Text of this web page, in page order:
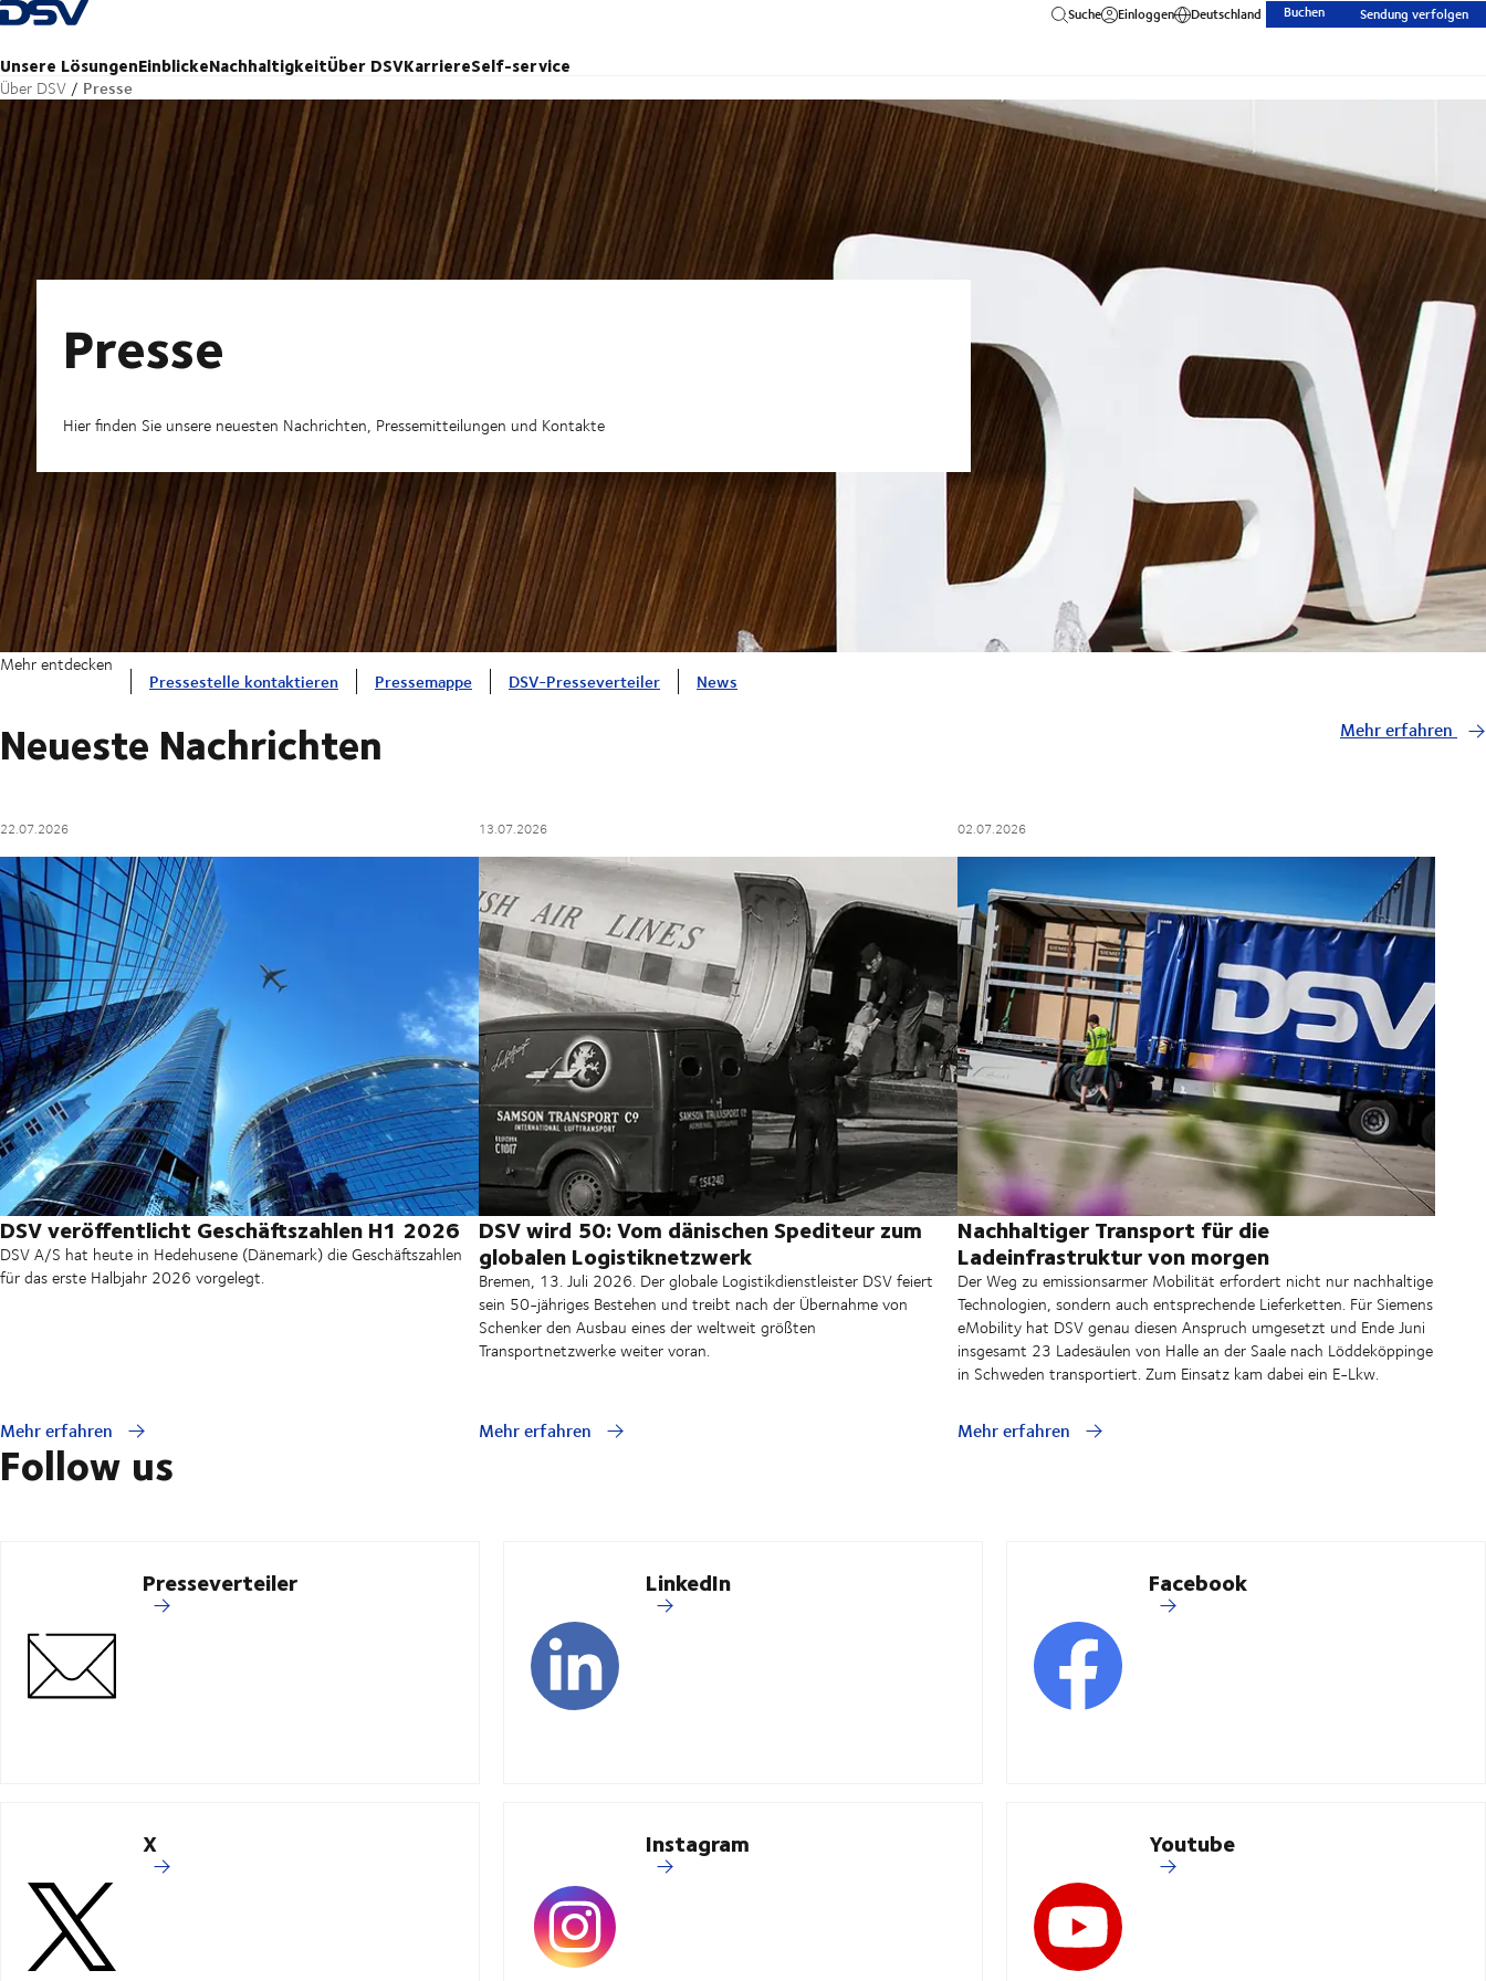
Zurück zur Startseite
Unsere LösungenEinblickeNachhaltigkeitÜber DSVKarriereSelf-service
Suche Einloggen Deutschland Buchen Sendung verfolgen
Über DSV Presse
Presse
Hier finden Sie unsere neuesten Nachrichten, Pressemitteilungen und Kontakte
Mehr entdecken
Pressestelle kontaktieren Pressemappe DSV-Presseverteiler News
Neueste Nachrichten Mehr erfahren
22.07.2026
DSV veröffentlicht Geschäftszahlen H1 2026
DSV A/S hat heute in Hedehusene (Dänemark) die Geschäftszahlen
für das erste Halbjahr 2026 vorgelegt.
Mehr erfahren
13.07.2026
DSV wird 50: Vom dänischen Spediteur zum
globalen Logistiknetzwerk
Bremen, 13. Juli 2026. Der globale Logistikdienstleister DSV feiert
sein 50-jähriges Bestehen und treibt nach der Übernahme von
Schenker den Ausbau eines der weltweit größten
Transportnetzwerke weiter voran.
Mehr erfahren
02.07.2026
Nachhaltiger Transport für die
Ladeinfrastruktur von morgen
Der Weg zu emissionsarmer Mobilität erfordert nicht nur nachhaltige
Technologien, sondern auch entsprechende Lieferketten. Für Siemens
eMobility hat DSV genau diesen Anspruch umgesetzt und Ende Juni
insgesamt 23 Ladesäulen von Halle an der Saale nach Löddeköppinge
in Schweden transportiert. Zum Einsatz kam dabei ein E-Lkw.
Mehr erfahren
Follow us
Presseverteiler LinkedIn Facebook
X Instagram Youtube